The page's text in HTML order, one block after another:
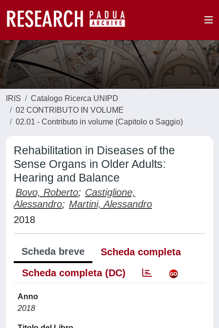
IRIS
Catalogo Ricerca UNIPD
02 CONTRIBUTO IN VOLUME
02.01 - Contributo in volume (Capitolo o Saggio)
Rehabilitation in Diseases of the
Sense Organs in Older Adults:
Hearing and Balance
Bovo, Roberto; Castiglione,
Alessandro; Martini, Alessandro
2018
Scheda breve
Scheda completa
Scheda completa (DC)
Anno
2018